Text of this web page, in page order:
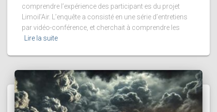
comprendre l’expérience des participant·es du projet
Limoil’Air. L’enquête a consisté en une série d’entretiens
par vidéo-conférence, et cherchait à comprendre les
Lire la suite